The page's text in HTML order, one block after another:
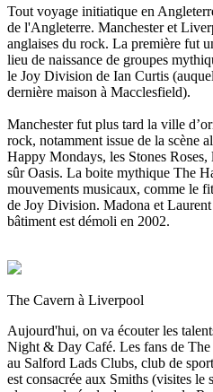
Tout voyage initiatique en
de l'Angleterre. Manchester et
anglaises du rock. La première fut
lieu de naissance de groupes
le Joy Division de Ian Curtis
dernière maison à Macclesfield).
Manchester fut plus tard la ville
rock, notamment issue de la scène
Happy Mondays, les Stones
sûr Oasis. La boite mythique The
mouvements musicaux, comme le
de Joy Division. Madona et
bâtiment est démoli en 2002.
The Cavern à Liverpool
Aujourd'hui, on va écouter les
Night & Day Café. Les fans de The
au Salford Lads Clubs, club de
est consacrée aux Smiths (visites le